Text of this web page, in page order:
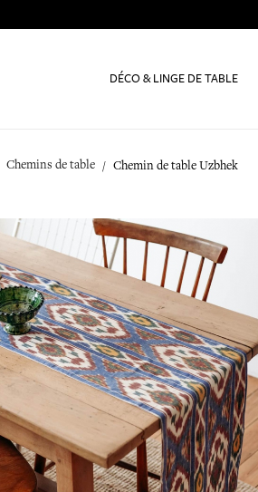
DÉCO & LINGE DE TABLE
Chemins de table Chemin de table Uzbhek